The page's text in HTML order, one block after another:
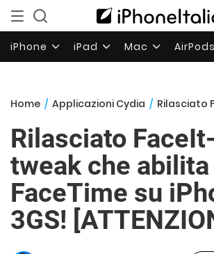
iPhone iPad Mac AirPods
Home / Applicazioni Cydia / Rilasciato FaceIt-3GS, il tweak
Rilasciato
tweak che abilita
FaceTime su
3GS!